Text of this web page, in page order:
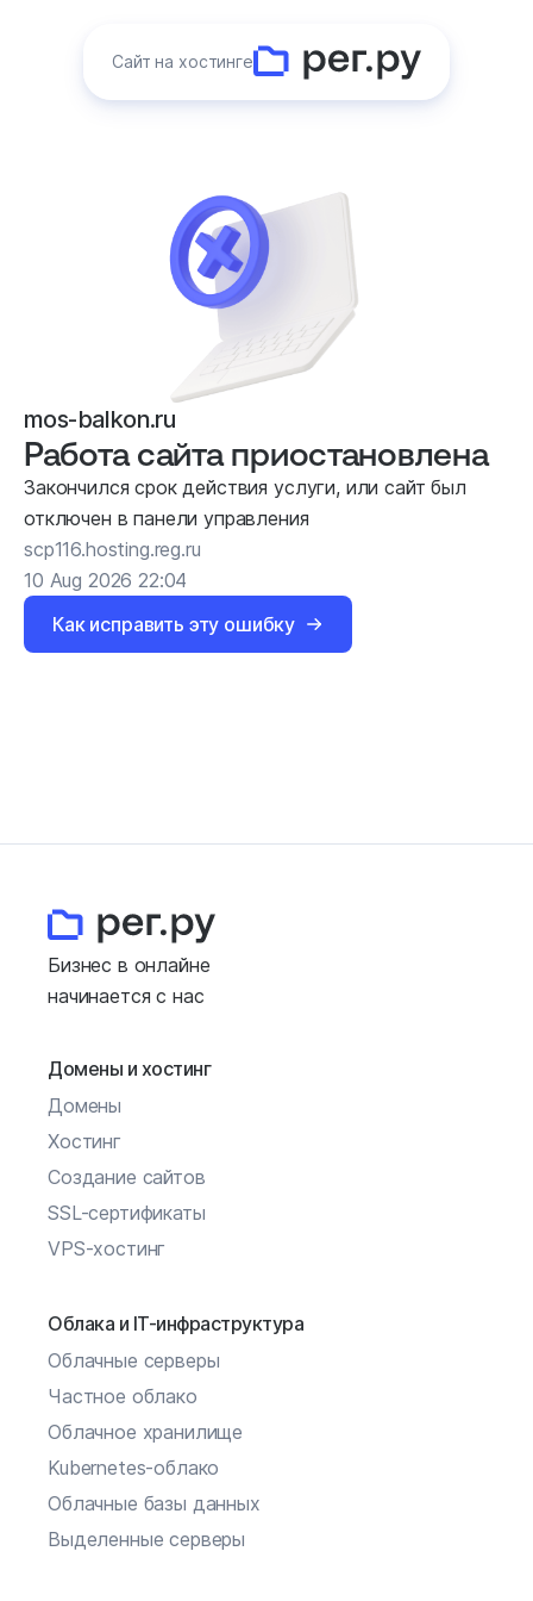
Сайт на хостинге
mos-balkon.ru
Работа сайта приостановлена
Закончился срок действия услуги, или сайт был
отключен в панели управления
scp116.hosting.reg.ru
10 Aug 2026 22:04
Как исправить эту ошибку
Бизнес в онлайне
начинается с нас
Домены и хостинг
Домены
Хостинг
Создание сайтов
SSL-сертификаты
VPS-хостинг
Облака и IT-инфраструктура
Облачные серверы
Частное облако
Облачное хранилище
Kubernetes-облако
Облачные базы данных
Выделенные серверы